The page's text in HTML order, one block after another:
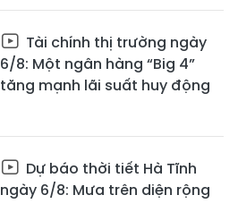
Tài chính thị trường ngày
6/8: Một ngân hàng “Big 4”
tăng mạnh lãi suất huy động
Dự báo thời tiết Hà Tĩnh
ngày 6/8: Mưa trên diện rộng